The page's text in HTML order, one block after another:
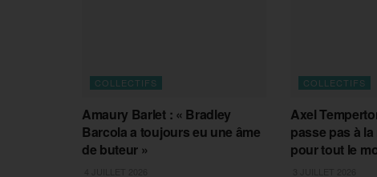
COLLECTIFS
Amaury Barlet : « Bradley
Barcola a toujours eu une âme
de buteur »
COLLECTIFS
Axel
passe pas à
pour tout le